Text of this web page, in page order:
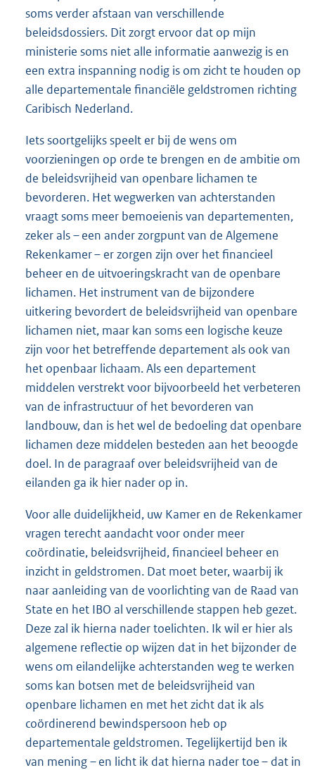
soms verder afstaan van verschillende
beleidsdossiers. Dit zorgt ervoor dat op mijn
ministerie soms niet alle informatie aanwezig is en
een extra inspanning nodig is om zicht te houden op
alle departementale financiële geldstromen richting
Caribisch Nederland.
Iets soortgelijks speelt er bij de wens om
voorzieningen op orde te brengen en de ambitie om
de beleidsvrijheid van openbare lichamen te
bevorderen. Het wegwerken van achterstanden
vraagt soms meer bemoeienis van departementen,
zeker als – een ander zorgpunt van de Algemene
Rekenkamer – er zorgen zijn over het financieel
beheer en de uitvoeringskracht van de openbare
lichamen. Het instrument van de bijzondere
uitkering bevordert de beleidsvrijheid van openbare
lichamen niet, maar kan soms een logische keuze
zijn voor het betreffende departement als ook van
het openbaar lichaam. Als een departement
middelen verstrekt voor bijvoorbeeld het verbeteren
van de infrastructuur of het bevorderen van
landbouw, dan is het wel de bedoeling dat openbare
lichamen deze middelen besteden aan het beoogde
doel. In de paragraaf over beleidsvrijheid van de
eilanden ga ik hier nader op in.
Voor alle duidelijkheid, uw Kamer en de Rekenkamer
vragen terecht aandacht voor onder meer
coördinatie, beleidsvrijheid, financieel beheer en
inzicht in geldstromen. Dat moet beter, waarbij ik
naar aanleiding van de voorlichting van de Raad van
State en het IBO al verschillende stappen heb gezet.
Deze zal ik hierna nader toelichten. Ik wil er hier als
algemene reflectie op wijzen dat in het bijzonder de
wens om eilandelijke achterstanden weg te werken
soms kan botsen met de beleidsvrijheid van
openbare lichamen en met het zicht dat ik als
coördinerend bewindspersoon heb op
departementale geldstromen. Tegelijkertijd ben ik
van mening – en licht ik dat hierna nader toe – dat in